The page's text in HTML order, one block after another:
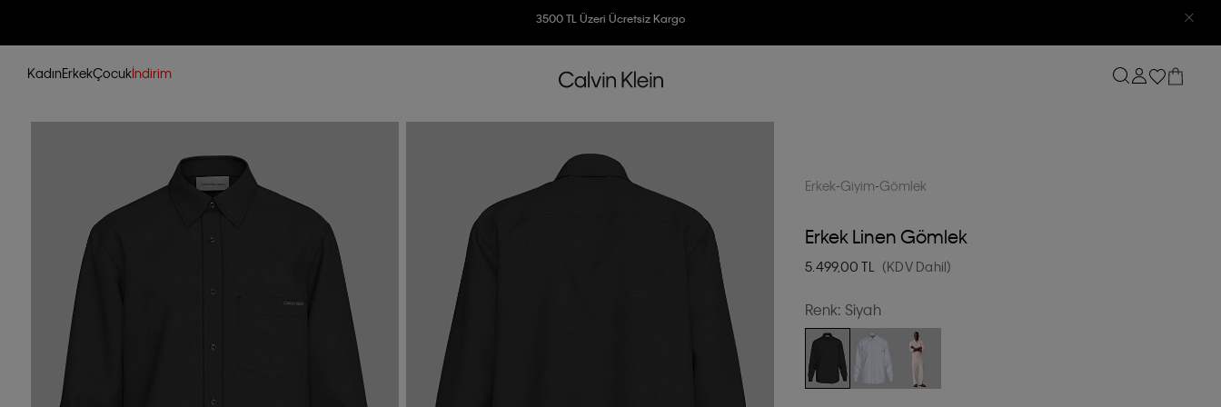
3500 TL Üzeri Ücretsiz Kargo
KadınErkekÇocukİndirim
Erkek Giyim Gömlek
Erkek Linen Gömlek
5.499,00 TL (KDV Dahil)
Renk: Siyah